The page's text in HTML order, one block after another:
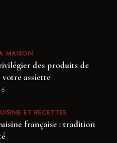
MAISON
des produits de
votre assiette
ET RECETTES
française : tradition